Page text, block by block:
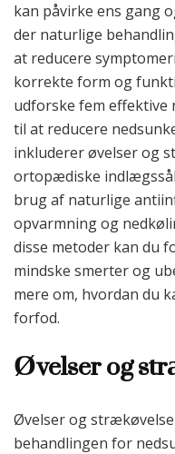
kan påvirke ens gang
der naturlige
at reducere
korrekte form og
udforske fem
til at reducere
inkluderer øvelser og
ortopædiske
brug af naturlige
opvarmning og
disse metoder kan du
mindske smerter og
mere om, hvordan du
forfod.
Øvelser og
Øvelser og
behandlingen for